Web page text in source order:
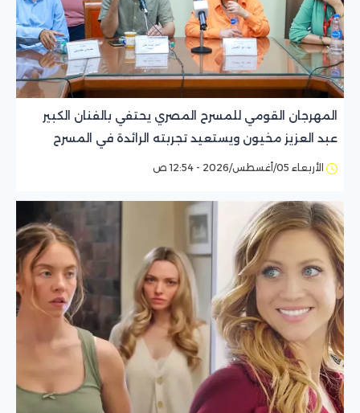
المهرجان القومي للمسرح المصري يحتفي بالفنان الكبير
عبد العزيز مخيون ويستعيد تجربته الرائدة في المسرح
الريفيالأربعاء 05/أغسطس/2026 - 12:54 ص